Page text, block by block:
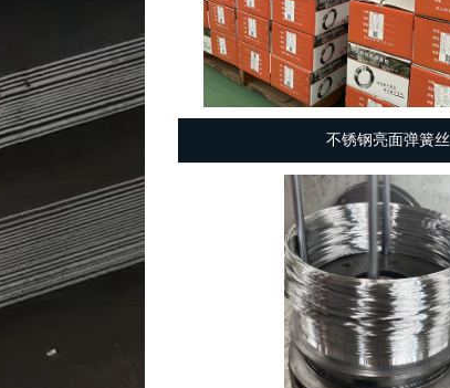
不锈钢亮面弹簧丝